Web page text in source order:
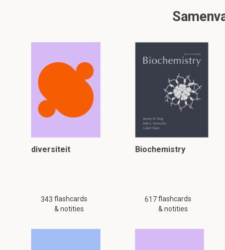
diversiteit
343 flashcards
& notities
Biochemistry
617 flashcards
& notities